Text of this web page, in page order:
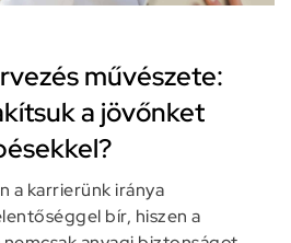
művészete:
a jövőnket
a karrierünk iránya
bír, hiszen a